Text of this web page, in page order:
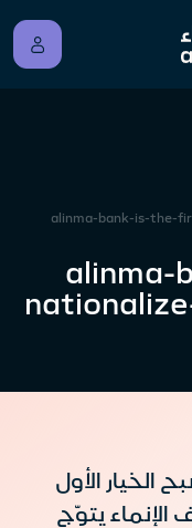
alinma-bank-is-the-
الأول
يتوّج